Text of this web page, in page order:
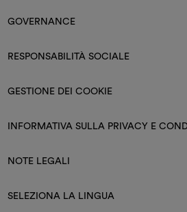
GOVERNANCE
RESPONSABILITÀ SOCIALE
GESTIONE DEI COOKIE
INFORMATIVA SULLA PRIVACY E
NOTE LEGALI
SELEZIONA LA LINGUA